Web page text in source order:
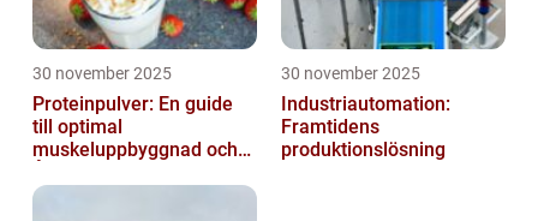
30 november 2025
Proteinpulver: En guide
till optimal
muskeluppbyggnad och
30 november 2025
Industriautomation:
Framtidens
produktionslösning